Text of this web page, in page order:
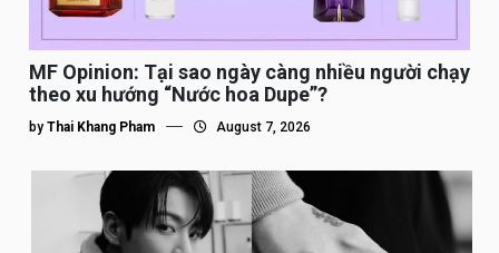
MF Opinion: Tại sao ngày càng nhiều người chạy
theo xu hướng “Nước hoa Dupe”?
by Thai Khang Pham August 7, 2026